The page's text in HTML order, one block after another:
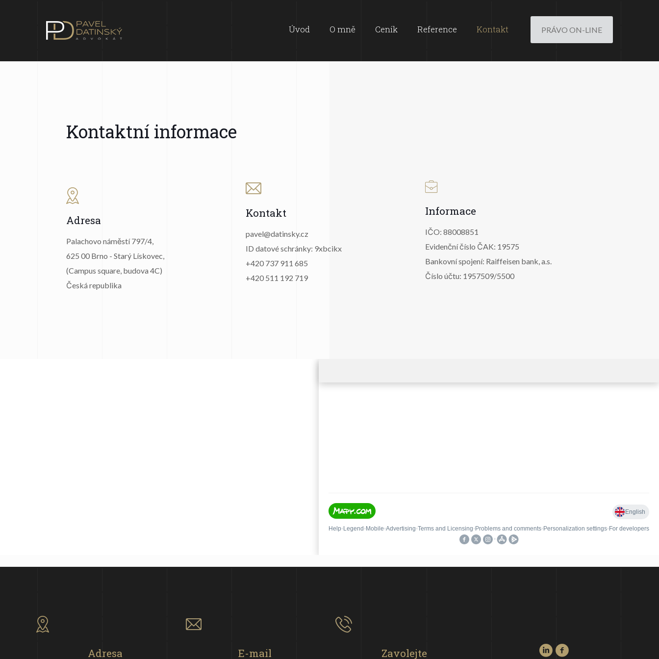
Úvod O mně Ceník Reference Kontakt PRÁVO ON-LINE
Kontaktní informace
Adresa
Palachovo náměstí 797/4,
625 00 Brno - Starý Lískovec,
(Campus square, budova 4C)
Česká republika
Kontakt
pavel@datinsky.cz
ID datové schránky: 9xbcikx
+420 737 911 685
+420 511 192 719
Informace
IČO: 88008851
Evidenční číslo ČAK: 19575
Bankovní spojení: Raiffeisen bank, a.s.
Číslo účtu: 1957509/5500
Adresa E-mail Zavolejte